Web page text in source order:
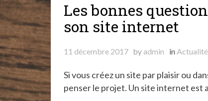
Les bonnes
son site internet
11 décembre 2017 by admin in
Si vous créez un site par plaisir ou
penser le projet. Un site internet